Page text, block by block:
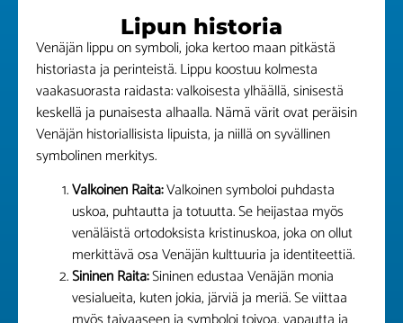
Lipun historia
Venäjän lippu on symboli, joka kertoo maan pitkästä
historiasta ja perinteistä. Lippu koostuu kolmesta
vaakasuorasta raidasta: valkoisesta ylhäällä, sinisestä
keskellä ja punaisesta alhaalla. Nämä värit ovat peräisin
Venäjän historiallisista lipuista, ja niillä on syvällinen
symbolinen merkitys.
Valkoinen Raita:Valkoinen symboloi puhdasta
uskoa, puhtautta ja totuutta. Se heijastaa myös
venäläistä ortodoksista kristinuskoa, joka on ollut
merkittävä osa Venäjän kulttuuria ja identiteettiä.
Sininen Raita:Sininen edustaa Venäjän monia
vesialueita, kuten jokia, järviä ja meriä. Se viittaa